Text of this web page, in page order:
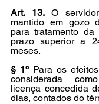
Art. 13. O
mantido em gozo
para tratamento
prazo superior a
meses.
§ 1º Para os
considerada
licença concedida
dias, contados do